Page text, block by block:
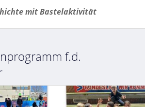
mit Bastelaktivität
f.d.